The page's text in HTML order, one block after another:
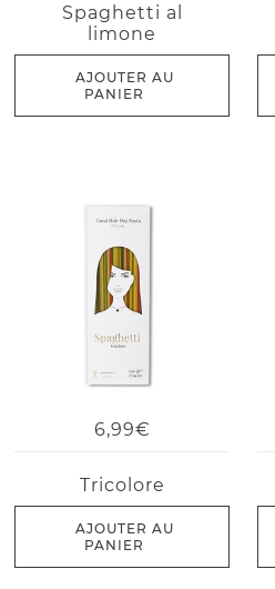
Spaghetti al
limone
AJOUTER AU
PANIER
6,99€
Tricolore
AJOUTER AU
PANIER